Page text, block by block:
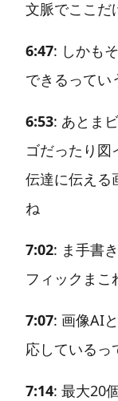
文脈でここだ
6:47: しかも
できるってい
6:53: あとま
ゴだったり図
伝達に伝える
ね
7:02: ま手書
フィックまこ
7:07: 画像AI
応しているっ
7:14: 最大20